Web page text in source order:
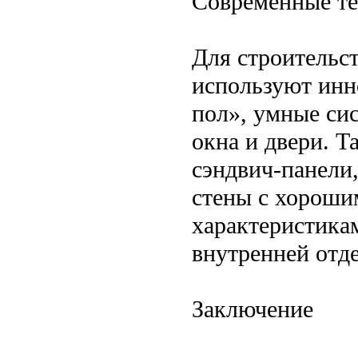
Для
используют
пол», умные
окна и двери.
сэндвич-
стены с
внутренней
Заключение